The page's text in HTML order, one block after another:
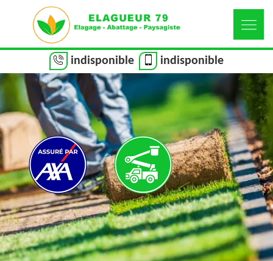
indisponible indisponible